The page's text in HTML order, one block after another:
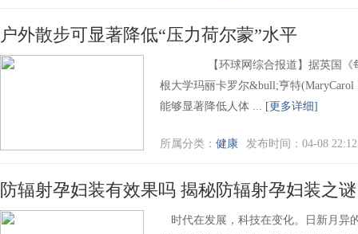
户外散步可显著降低“压力荷尔蒙”水平
【环球网综合报道】据英国《每
根大学玛丽卡罗尔&bull;亨特
能够显著降低人体 ... [更多详细]
所属分类： 健康 发布时间：04-08
防辐射孕妇装有效果吗 揭秘防辐射孕妇装之谜
时代在发展，科技在变化。日新月异